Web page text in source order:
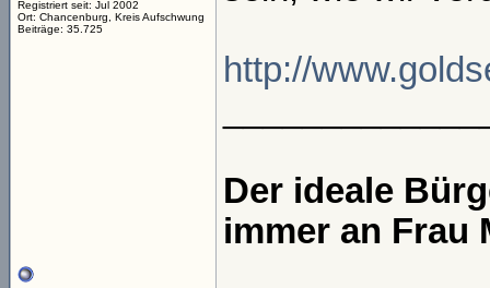
Registriert seit: Jul 2002
Ort: Chancenburg, Kreis Aufschwung
Beiträge: 35.725
http://
Der ideale
immer an Frau